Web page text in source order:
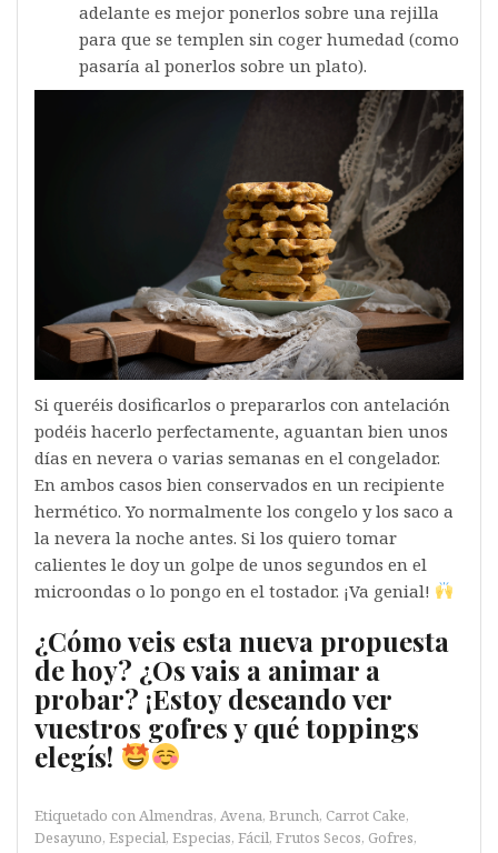
adelante es mejor ponerlos sobre una rejilla
para que se templen sin coger humedad (como
pasaría al ponerlos sobre un plato).
Si queréis dosificarlos o prepararlos con antelación
podéis hacerlo perfectamente, aguantan bien unos
días en nevera o varias semanas en el congelador.
En ambos casos bien conservados en un recipiente
hermético. Yo normalmente los congelo y los saco a
la nevera la noche antes. Si los quiero tomar
calientes le doy un golpe de unos segundos en el
microondas o lo pongo en el tostador. ¡Va genial!
¿Cómo veis esta nueva propuesta
de hoy? ¿Os vais a animar a
probar? ¡Estoy deseando ver
vuestros gofres y qué toppings
elegís!
Etiquetado conAlmendras, Avena, Brunch, Carrot Cake,
Desayuno, Especial, Especias, Fácil, Frutos Secos, Gofres,